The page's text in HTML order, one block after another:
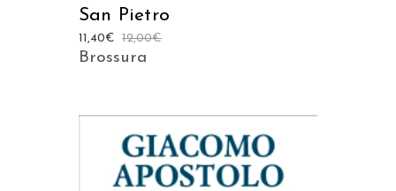
San Pietro
12,00€
11,40€
Brossura